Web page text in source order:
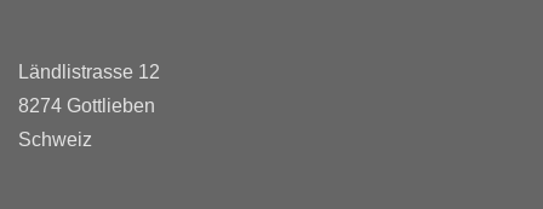
Ländlistrasse 12
8274 Gottlieben
Schweiz